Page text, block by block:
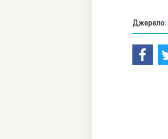
Джерело: